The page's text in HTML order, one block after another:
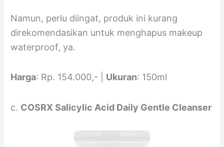
Namun, perlu diingat, produk ini kurang
direkomendasikan untuk menghapus makeup
waterproof, ya.
Harga: Rp. 154.000,- | Ukuran: 150ml
c. COSRX Salicylic Acid Daily Gentle Cleanser